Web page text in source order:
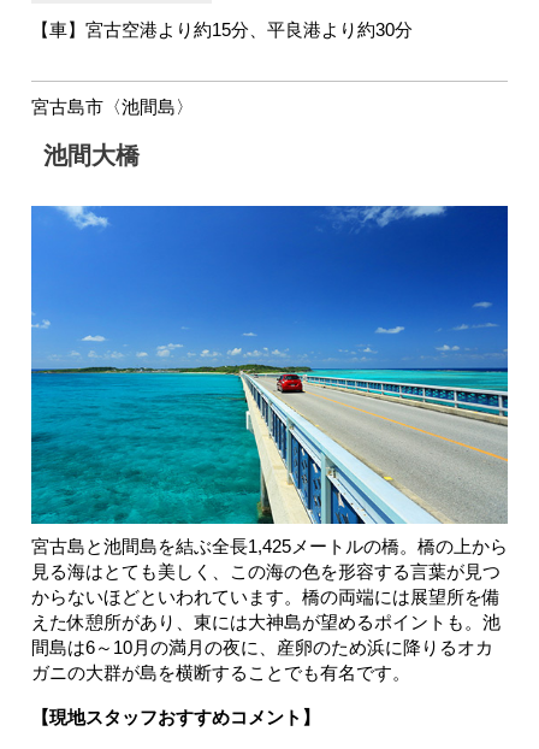
【車】宮古空港より約15分、平良港より約30分
宮古島市〈池間島〉
池間大橋
宮古島と池間島を結ぶ全長1,425メートルの橋。橋の上から
見る海はとても美しく、この海の色を形容する言葉が見つ
からないほどといわれています。橋の両端には展望所を備
えた休憩所があり、東には大神島が望めるポイントも。池
間島は6～10月の満月の夜に、産卵のため浜に降りるオカ
ガニの大群が島を横断することでも有名です。
【現地スタッフおすすめコメント】